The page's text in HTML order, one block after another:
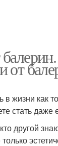
от
в жизни как
стать даже
другой